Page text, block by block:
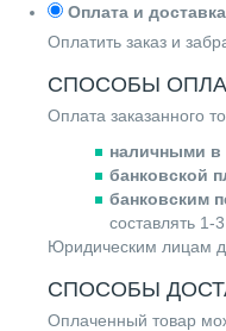
Оплата и доставка
Оплатить заказ и
СПОСОБЫ
Оплата заказанного
наличными в
банковской
банковским
составлять 1-
Юридическим лицам
СПОСОБЫ
Оплаченный товар